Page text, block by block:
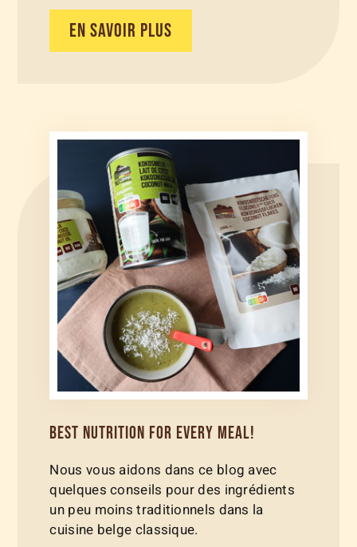
EN SAVOIR PLUS
BEST NUTRITION FOR EVERY MEAL!
Nous vous aidons dans ce blog avec
quelques conseils pour des ingrédients
un peu moins traditionnels dans la
cuisine belge classique.